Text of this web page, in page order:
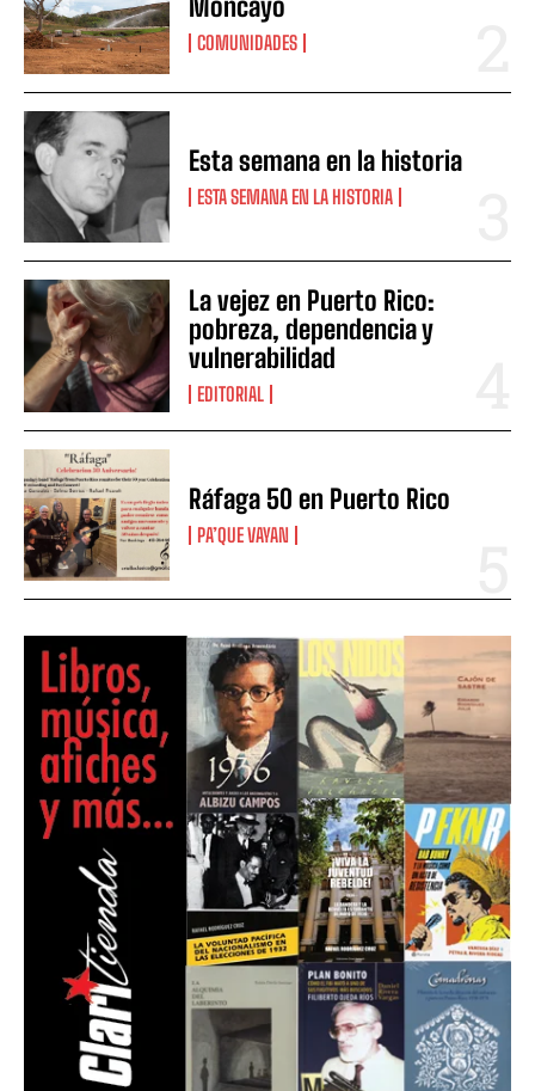
Moncayo
COMUNIDADES
Esta semana en la historia
ESTA SEMANA EN LA HISTORIA
La vejez en Puerto Rico:
pobreza, dependencia y
vulnerabilidad
EDITORIAL
Ráfaga 50 en Puerto Rico
PA’QUE VAYAN